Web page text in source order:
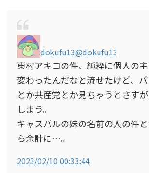
dokufu13@dokufu13
東村アキコの件、純粋に個人の
変わったんだなと流せたけど、
とか共産党とか見ちゃうとさす
しまう。
キャスバルの妹の名前の人の件
ら余計に…。
2023/02/10 00:33:44